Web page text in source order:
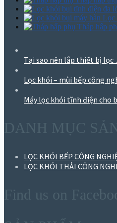
Lọc
Tháp hấp
Tại sao nên lắp thiết bị
Lọc khói – mùi bếp công
Máy lọc khói tĩnh điện cho
DANH MỤC
LỌC KHÓI BẾP CÔNG
LỌC KHÓI THẢI CÔNG
Find us on